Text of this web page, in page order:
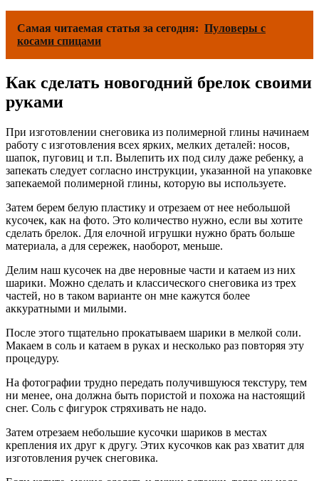
Самая читаемая статья за сегодня: Пуловеры с
косами спицами
Как сделать новогодний брелок своими
руками
При изготовлении снеговика из полимерной глины начинаем
работу с изготовления всех ярких, мелких деталей: носов,
шапок, пуговиц и т.п. Вылепить их под силу даже ребенку, а
запекать следует согласно инструкции, указанной на упаковке
запекаемой полимерной глины, которую вы используете.
Затем берем белую пластику и отрезаем от нее небольшой
кусочек, как на фото. Это количество нужно, если вы хотите
сделать брелок. Для елочной игрушки нужно брать больше
материала, а для сережек, наоборот, меньше.
Делим наш кусочек на две неровные части и катаем из них
шарики. Можно сделать и классического снеговика из трех
частей, но в таком варианте он мне кажутся более
аккуратными и милыми.
После этого тщательно прокатываем шарики в мелкой соли.
Макаем в соль и катаем в руках и несколько раз повторяя эту
процедуру.
На фотографии трудно передать получившуюся текстуру, тем
ни менее, она должна быть пористой и похожа на настоящий
снег. Соль с фигурок стряхивать не надо.
Затем отрезаем небольшие кусочки шариков в местах
крепления их друг к другу. Этих кусочков как раз хватит для
изготовления ручек снеговика.